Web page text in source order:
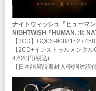
ナイトウィッシュ『ヒューマン
NIGHTWISH『HUMAN. :II:
【2CD】GQCS-90881~2 /
【2CD+インストゥルメンタ
4,620円(税込)
【日本語解説書封入/歌詞対訳付